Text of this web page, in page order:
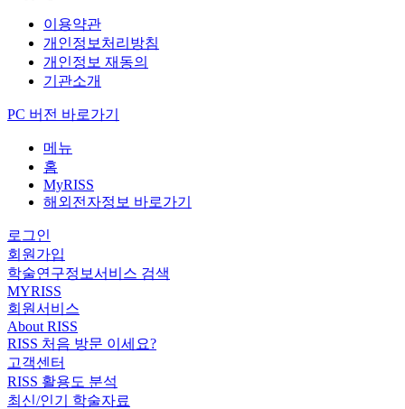
이용약관
개인정보처리방침
개인정보 재동의
기관소개
PC 버전 바로가기
메뉴
홈
MyRISS
해외전자정보 바로가기
로그인
회원가입
학술연구정보서비스 검색
MYRISS
회원서비스
About RISS
RISS 처음 방문 이세요?
고객센터
RISS 활용도 분석
최신/인기 학술자료